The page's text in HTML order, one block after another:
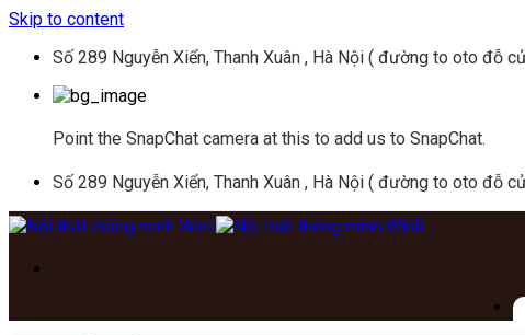
Skip to content
Số 289 Nguyễn Xiển, Thanh Xuân , Hà Nội ( đường to oto đỗ
Point the SnapChat camera at this to add us to SnapChat.
Số 289 Nguyễn Xiển, Thanh Xuân , Hà Nội ( đường to oto đỗ